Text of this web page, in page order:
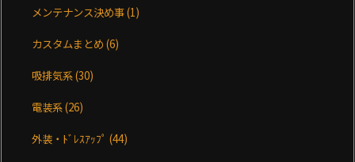
メンテナンス決め事(1)
カスタムまとめ(6)
吸排気系(30)
電装系(26)
外装・ﾄﾞﾚｽｱｯﾌﾟ(44)